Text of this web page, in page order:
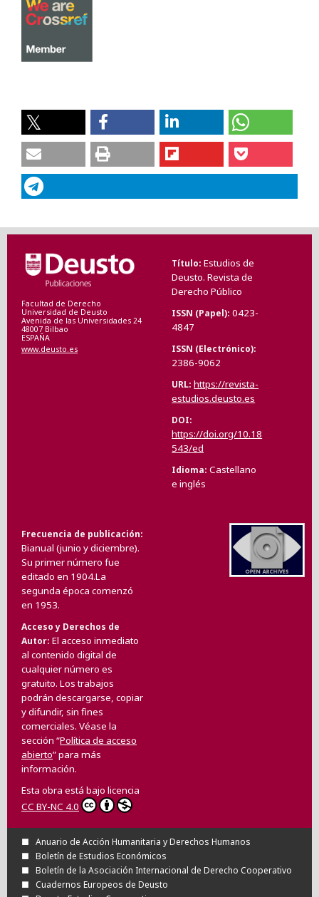
Facultad de Derecho
Universidad de Deusto
Avenida de las Universidades 24
48007 Bilbao
ESPAÑA
www.deusto.es
Título Estudios de
Deusto. Revista de
Derecho Público
ISSN (Papel) 0423-
4847
ISSN (Electrónico)
2386-9062
URL https://revista-
estudios.deusto.es
DOI
https://doi.org/10.18
543/ed
Idioma Castellano
e inglés
Frecuencia de publicación
Bianual (junio y diciembre).
Su primer número fue
editado en 1904.La
segunda época comenzó
en 1953.
Acceso y Derechos de
Autor El acceso inmediato
al contenido digital de
cualquier número es
gratuito. Los trabajos
podrán descargarse, copiar
y difundir, sin fines
comerciales. Véase la
sección “Política de acceso
abierto” para más
información.
Esta obra está bajo licencia
CC BY-NC 4.0
Anuario de Acción Humanitaria y Derechos Humanos
Boletín de Estudios Económicos
Boletín de la Asociación Internacional de Derecho Cooperativo
Cuadernos Europeos de Deusto